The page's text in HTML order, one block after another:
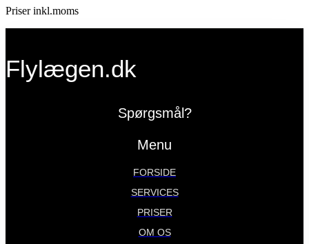
Priser inkl.moms
Flylægen.dk
Spørgsmål?
Menu
FORSIDE
SERVICES
PRISER
OM OS